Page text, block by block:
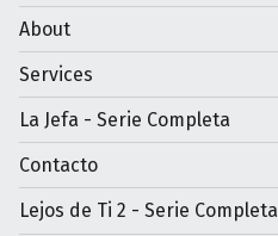
About
Services
La Jefa - Serie Completa
Contacto
Lejos de Ti 2 - Serie Completa